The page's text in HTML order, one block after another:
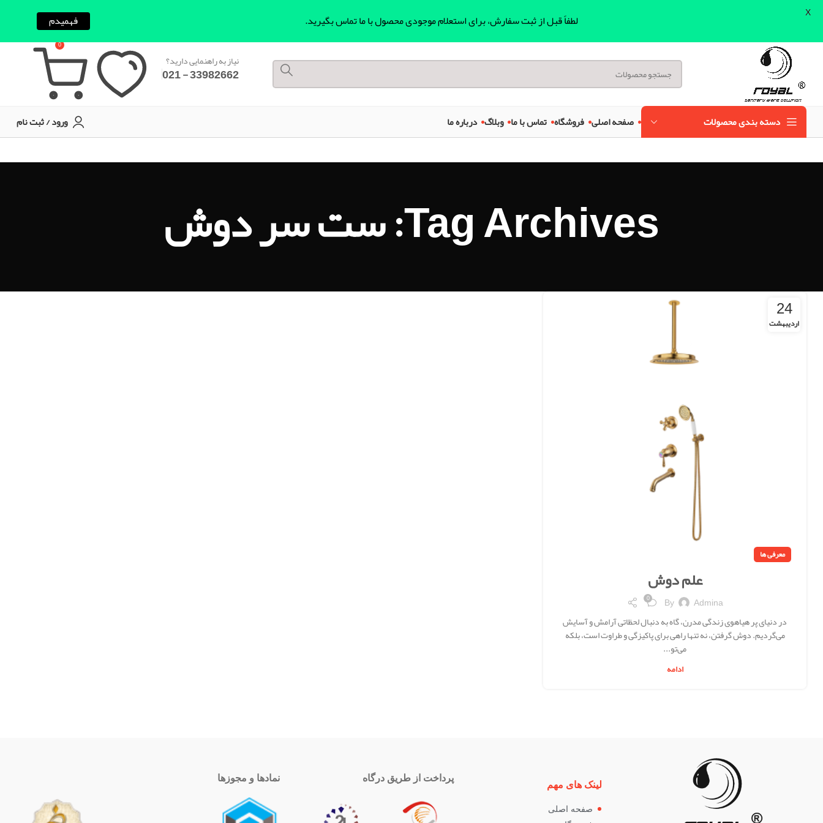
نیاز به راهنمایی دارید؟
33982662 - 021
0
دسته بندی محصولات صفحه اصلی فروشگاه تماس با ما وبلاگ درباره ما ورود / ثبت نام
Tag Archives: ست سر دوش
24
اردیبهشت
معرفی ها
علم دوش
By Admina
0
در دنیای پر هیاهوی زندگی مدرن، گاه به دنبال لحظاتی آرامش و آسایش
می‌گردیم. دوش گرفتن، نه تنها راهی برای پاکیزگی و طراوت است، بلکه
می‌تو...
ادامه
لینک های مهم
صفحه اصلی
پرداخت از طریق درگاه نمادها و مجوزها
لطفاً قبل از ثبت سفارش، برای استعلام موجودی محصول با ما تماس بگیرید. فهمیدم X